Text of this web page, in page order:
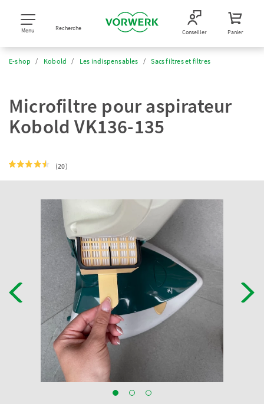
Menu Recherche Conseiller Panier
E-shop Kobold Les indispensables Sacs filtres et filtres
Microfiltre pour aspirateur
Kobold VK136-135
(20)